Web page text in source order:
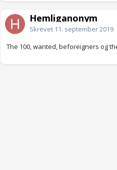
Hemliganonym
Skrevet 11. september 2019
The 100, wanted, beforeigners og